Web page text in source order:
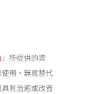
」所提供的資
用，無意替代
有治癒或改善